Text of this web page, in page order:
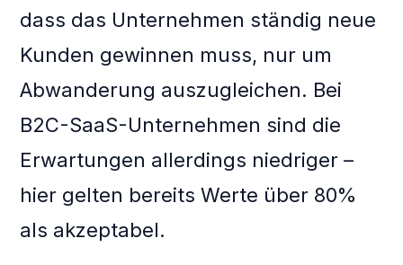
dass das Unternehmen ständig neue
Kunden gewinnen muss, nur um
Abwanderung auszugleichen. Bei
B2C-SaaS-Unternehmen sind die
Erwartungen allerdings niedriger –
hier gelten bereits Werte über 80%
als akzeptabel.